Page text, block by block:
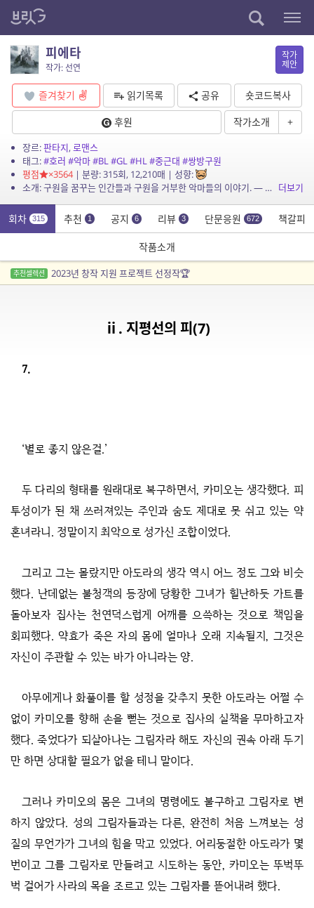
피에타
작가: 선연
작가
제안
즐겨찾기 읽기목록 공유
숏코드복사
후원
작가소개 +
장르:판타지,로맨스
태그:#호러 #악마#BL#GL#HL#중근대 #쌍방구원
평점
×3564| 분량: 315회, 12,210매 | 성향:
소개: 구원을 꿈꾸는 인간들과 구원을 거부한 악마들의 이야기. — 아케론 대륙의 서쪽 나라 코키투스에서 가장 거대한 도시, 테네브리스. 도시의 온갖 흉악범들이 모여 있는 밀턴... 더보기
회차 315 추천 1 공지 6 리뷰 3 단문응원 672 책갈피
작품소개
추천셀렉션 2023년 창작 지원 프로젝트 선정작🏆
ⅱ. 지평선의 피(7)
7.
‘별로 좋지 않은걸.’
두 다리의 형태를 원래대로 복구하면서, 카미오는 생각했다. 피
투성이가 된 채 쓰러져있는 주인과 숨도 제대로 못 쉬고 있는 약
혼녀라니. 정말이지 최악으로 성가신 조합이었다.
그리고 그는 몰랐지만 아도라의 생각 역시 어느 정도 그와 비슷
했다. 난데없는 불청객의 등장에 당황한 그녀가 힐난하듯 가트를
돌아보자 집사는 천연덕스럽게 어깨를 으쓱하는 것으로 책임을
회피했다. 약효가 죽은 자의 몸에 얼마나 오래 지속될지, 그것은
자신이 주관할 수 있는 바가 아니라는 양.
아무에게나 화풀이를 할 성정을 갖추지 못한 아도라는 어쩔 수
없이 카미오를 향해 손을 뻗는 것으로 집사의 실책을 무마하고자
했다. 죽었다가 되살아나는 그림자라 해도 자신의 권속 아래 두기
만 하면 상대할 필요가 없을 테니 말이다.
그러나 카미오의 몸은 그녀의 명령에도 불구하고 그림자로 변
하지 않았다. 성의 그림자들과는 다른, 완전히 처음 느껴보는 성
질의 무언가가 그녀의 힘을 막고 있었다. 어리둥절한 아도라가 몇
번이고 그를 그림자로 만들려고 시도하는 동안, 카미오는 뚜벅뚜
벅 걸어가 사라의 목을 조르고 있는 그림자를 뜯어내려 했다.